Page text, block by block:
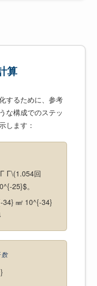
算
するために、参考
な構成でのステッ
します：
Γ\(1.054回
25}$。
34} ㎟ 10^{-34}
数